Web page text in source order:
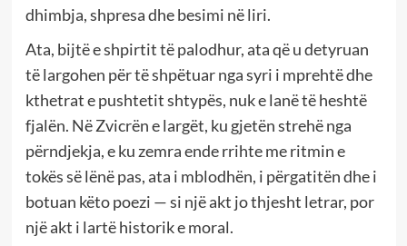
dhimbja, shpresa dhe besimi në liri.
Ata, bijtë e shpirtit të palodhur, ata që u detyruan
të largohen për të shpëtuar nga syri i mprehtë dhe
kthetrat e pushtetit shtypës, nuk e lanë të heshtë
fjalën. Në Zvicrën e largët, ku gjetën strehë nga
përndjekja, e ku zemra ende rrihte me ritmin e
tokës së lënë pas, ata i mblodhën, i përgatitën dhe i
botuan këto poezi — si një akt jo thjesht letrar, por
një akt i lartë historik e moral.